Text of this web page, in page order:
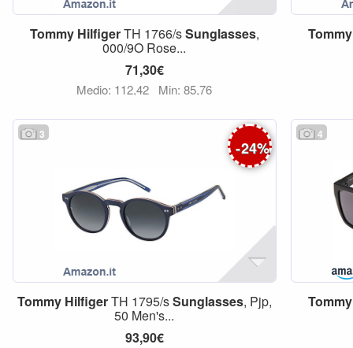
Tommy HilfigerTH 1766/sSunglasses,
000/9O Rose...
71,30€
Medio: 112,42 Min: 85,76
Tommy
3
-24%
Tommy HilfigerTH 1795/sSunglasses, Pjp,
50 Men's...
93,90€
4
Tommy